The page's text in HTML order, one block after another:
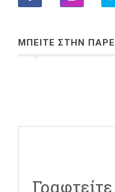
ΜΠΕΙΤΕ ΣΤΗΝ